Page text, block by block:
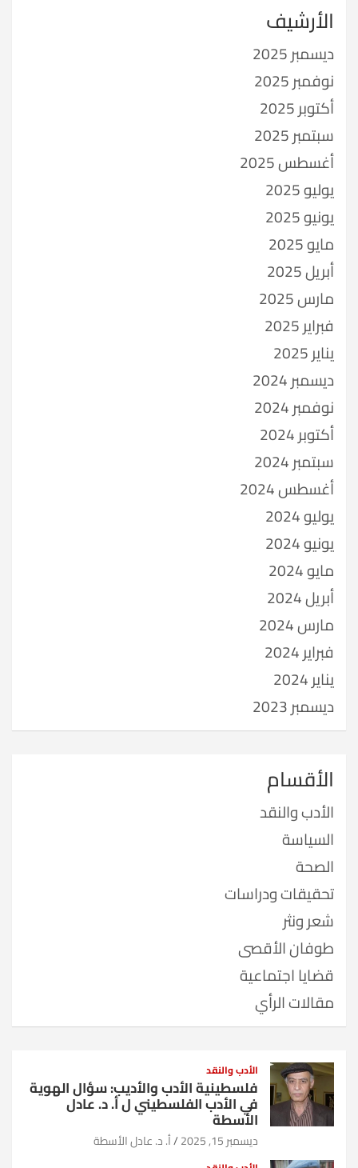
الأرشيف
ديسمبر 2025
نوفمبر 2025
أكتوبر 2025
سبتمبر 2025
أغسطس 2025
يوليو 2025
يونيو 2025
مايو 2025
أبريل 2025
مارس 2025
فبراير 2025
يناير 2025
ديسمبر 2024
نوفمبر 2024
أكتوبر 2024
سبتمبر 2024
أغسطس 2024
يوليو 2024
يونيو 2024
مايو 2024
أبريل 2024
مارس 2024
فبراير 2024
يناير 2024
ديسمبر 2023
الأقسام
الأدب والنقد
السياسة
الصحة
تحقيقات ودراسات
شعر ونثر
طوفان الأقصى
قضايا اجتماعية
مقالات الرأي
الأدب والنقد
فلسطينية الأدب والأديب: سؤال الهوية
في الأدب الفلسطيني ل أ. د. عادل
الأسطة
ديسمبر 15, 2025 أ. د. عادل الأسطة